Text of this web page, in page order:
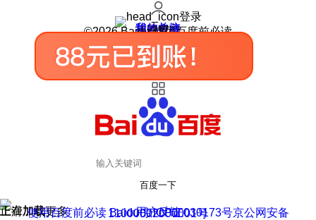
登录
我的关注
我的收藏
皮肤中心
用户反馈
设置
©2026 Baidu 使用百度前必读
百度一下
正在加载
上滑加载更多 用户反馈
使用百度前必读 Baidu 京ICP证030173号
京公网安备11000002000001号